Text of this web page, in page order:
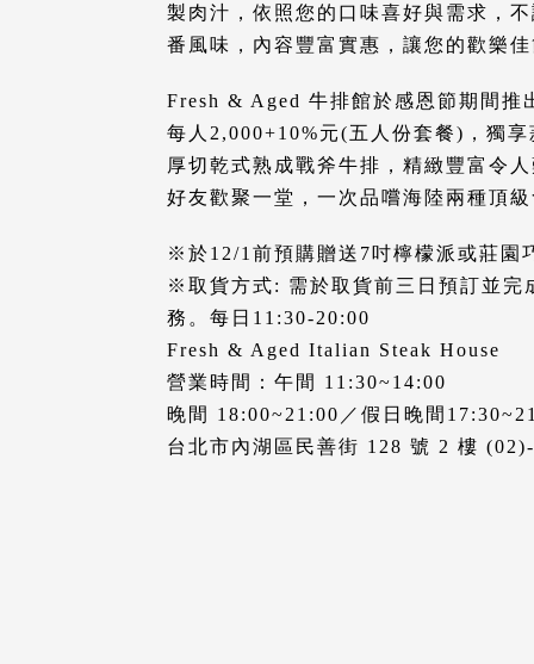
製肉汁，依照您的口味喜好與需求，
番風味，內容豐富實惠，讓您的歡樂
Fresh & Aged 牛排館於感恩節期間推
每人2,000+10%元(五人份套餐)，獨
厚切乾式熟成戰斧牛排，精緻豐富令
好友歡聚一堂，一次品嚐海陸兩種頂
※於12/1前預購贈送7吋檸檬派或莊園
※取貨方式: 需於取貨前三日預訂並完
務。每日11:30-20:00
Fresh & Aged Italian Steak House
營業時間：午間 11:30~14:00
晚間 18:00~21:00／假日晚間
台北市內湖區民善街 128 號 2 樓